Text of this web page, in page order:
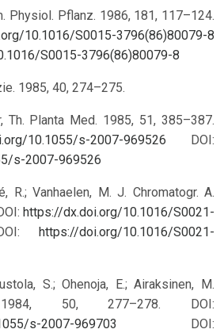
Physiol. Pflanz. 1986, 181, 117–124.
10.1016/S0015-3796(86)80079-8
S0015-3796(86)80079-8
1985, 40, 274–275.
Th. Planta Med. 1985, 51, 385–387.
10.1055/s-2007-969526
DOI:
s-2007-969526
R.; Vanhaelen, M. J. Chromatogr. A.
https://dx.doi.org/10.1016/S0021-
https://doi.org/10.1016/S0021-
S.; Ohenoja, E.; Airaksinen, M.
50, 277–278. DOI:
s-2007-969703
DOI: